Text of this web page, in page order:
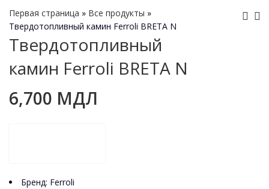
Первая страница » Все продукты »
Твердотопливный камин Ferroli BRETA N
Твердотопливный
камин Ferroli BRETA NFerroli SALERNO
PELLET 30
6,700 МДЛ
Бренд: Ferroli